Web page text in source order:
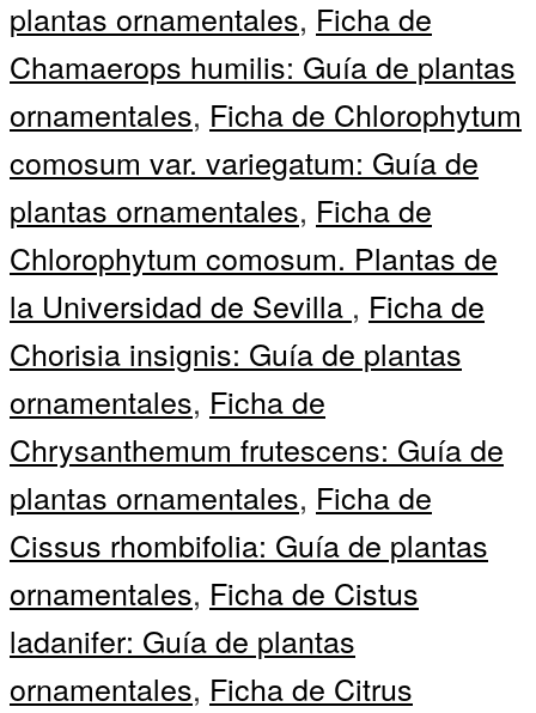
plantas ornamentales, Ficha de
Chamaerops humilis: Guía de plantas
ornamentales, Ficha de Chlorophytum
comosum var. variegatum: Guía de
plantas ornamentales, Ficha de
Chlorophytum comosum. Plantas de
la Universidad de Sevilla , Ficha de
Chorisia insignis: Guía de plantas
ornamentales, Ficha de
Chrysanthemum frutescens: Guía de
plantas ornamentales, Ficha de
Cissus rhombifolia: Guía de plantas
ornamentales, Ficha de Cistus
ladanifer: Guía de plantas
ornamentales, Ficha de Citrus